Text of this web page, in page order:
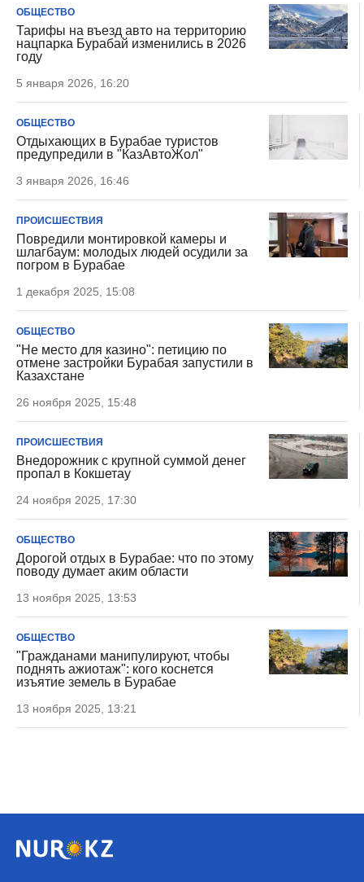
ОБЩЕСТВО
Тарифы на въезд авто на территорию
нацпарка Бурабай изменились в 2026
году
5 января 2026, 16:20
ОБЩЕСТВО
Отдыхающих в Бурабае туристов
предупредили в "КазАвтоЖол"
3 января 2026, 16:46
ПРОИСШЕСТВИЯ
Повредили монтировкой камеры и
шлагбаум: молодых людей осудили за
погром в Бурабае
1 декабря 2025, 15:08
ОБЩЕСТВО
"Не место для казино": петицию по
отмене застройки Бурабая запустили в
Казахстане
26 ноября 2025, 15:48
ПРОИСШЕСТВИЯ
Внедорожник с крупной суммой денег
пропал в Кокшетау
24 ноября 2025, 17:30
ОБЩЕСТВО
Дорогой отдых в Бурабае: что по этому
поводу думает аким области
13 ноября 2025, 13:53
ОБЩЕСТВО
"Гражданами манипулируют, чтобы
поднять ажиотаж": кого коснется
изъятие земель в Бурабае
13 ноября 2025, 13:21